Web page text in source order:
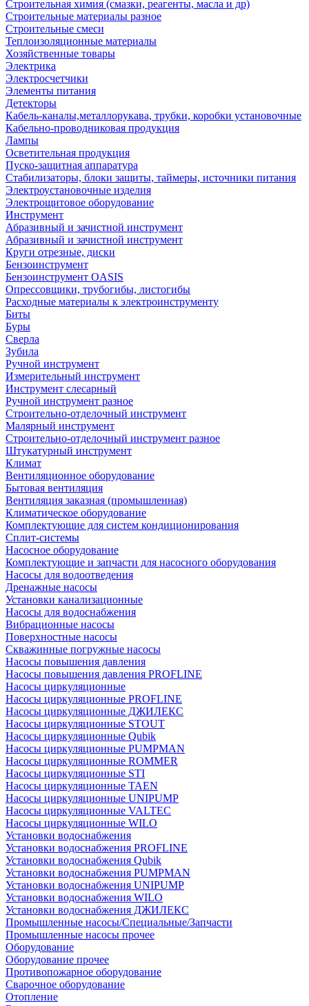
Строительная химия (смазки, реагенты, масла и др)
Строительные материалы разное
Строительные смеси
Теплоизоляционные материалы
Хозяйственные товары
Электрика
Электросчетчики
Элементы питания
Детекторы
Кабель-каналы,металлорукава, трубки, коробки установочные
Кабельно-проводниковая продукция
Лампы
Осветительная продукция
Пуско-защитная аппаратура
Стабилизаторы, блоки защиты, таймеры, источники питания
Электроустановочные изделия
Электрощитовое оборудование
Инструмент
Абразивный и зачистной инструмент
Абразивный и зачистной инструмент
Круги отрезные, диски
Бензоинструмент
Бензоинструмент OASIS
Опрессовщики, трубогибы, листогибы
Расходные материалы к электроинструменту
Биты
Буры
Сверла
Зубила
Ручной инструмент
Измерительный инструмент
Инструмент слесарный
Ручной инструмент разное
Строительно-отделочный инструмент
Малярный инструмент
Строительно-отделочный инструмент разное
Штукатурный инструмент
Климат
Вентиляционное оборудование
Бытовая вентиляция
Вентиляция заказная (промышленная)
Климатическое оборудование
Комплектующие для систем кондиционирования
Сплит-системы
Насосное оборудование
Комплектующие и запчасти для насосного оборудования
Насосы для водоотведения
Дренажные насосы
Установки канализационные
Насосы для водоснабжения
Вибрационные насосы
Поверхностные насосы
Скважинные погружные насосы
Насосы повышения давления
Насосы повышения давления PROFLINE
Насосы циркуляционные
Насосы циркуляционные PROFLINE
Насосы циркуляционные ДЖИЛЕКС
Насосы циркуляционные STOUT
Насосы циркуляционные Qubik
Насосы циркуляционные PUMPMAN
Насосы циркуляционные ROMMER
Насосы циркуляционные STI
Насосы циркуляционные TAEN
Насосы циркуляционные UNIPUMP
Насосы циркуляционные VALTEC
Насосы циркуляционные WILO
Установки водоснабжения
Установки водоснабжения PROFLINE
Установки водоснабжения Qubik
Установки водоснабжения PUMPMAN
Установки водоснабжения UNIPUMP
Установки водоснабжения WILO
Установки водоснабжения ДЖИЛЕКС
Промышленные насосы/Специальные/Запчасти
Промышленные насосы прочее
Оборудование
Оборудование прочее
Противопожарное оборудование
Сварочное оборудование
Отопление